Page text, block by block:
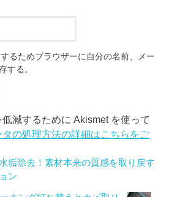
るためブラウザーに自分の名前、メー
する。
減するために Akismet を使って
タの処理方法の詳細はこちらをご
垢除去！素材本来の質感を取り戻す
ン